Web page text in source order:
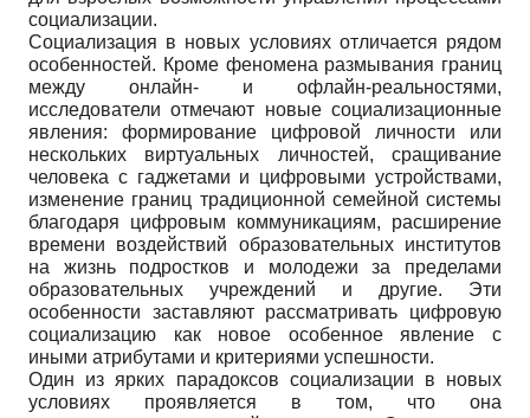
социализации.
Социализация в новых условиях отличается рядом
особенностей. Кроме феномена размывания границ
между онлайн- и офлайн-реальностями,
исследователи отмечают новые социализационные
явления: формирование цифровой личности или
нескольких виртуальных личностей, сращивание
человека с гаджетами и цифровыми устройствами,
изменение границ традиционной семейной системы
благодаря цифровым коммуникациям, расширение
времени воздействий образовательных институтов
на жизнь подростков и молодежи за пределами
образовательных учреждений и другие. Эти
особенности заставляют рассматривать цифровую
социализацию как новое особенное явление с
иными атрибутами и критериями успешности.
Один из ярких парадоксов социализации в новых
условиях проявляется в том, что она